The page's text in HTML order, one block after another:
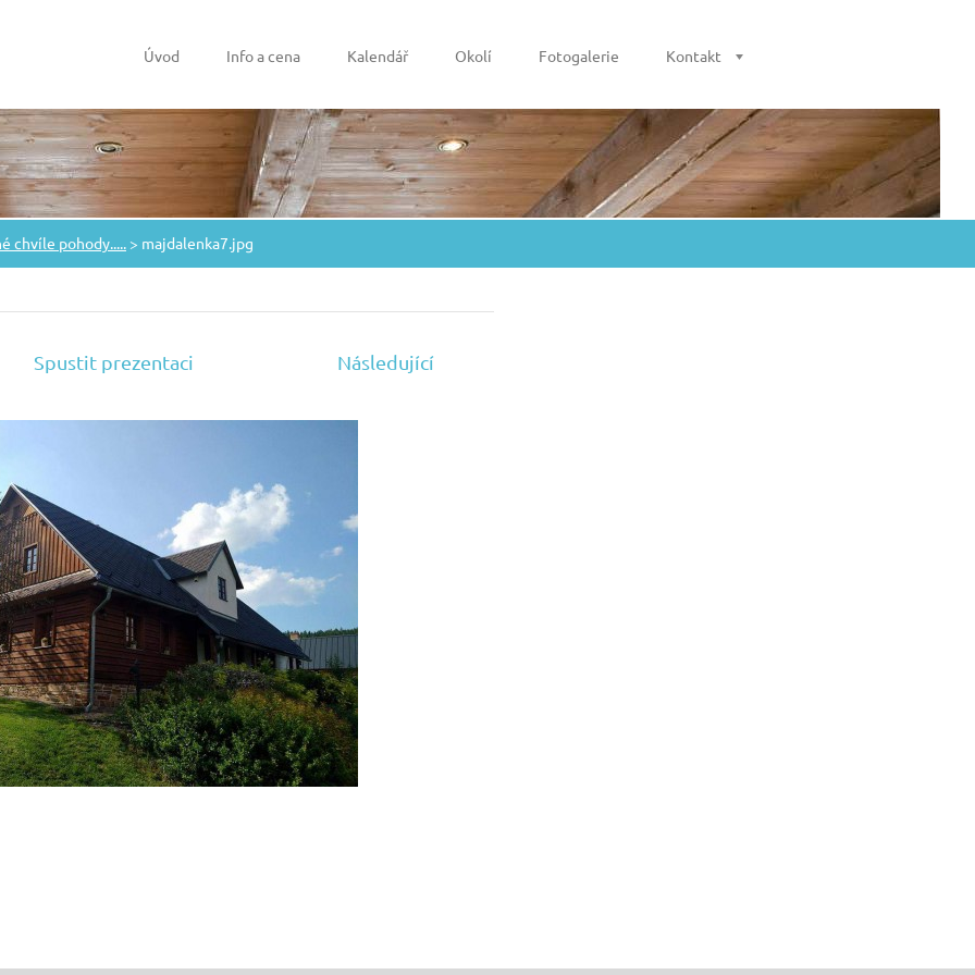
Úvod Info a cena Kalendář Okolí Fotogalerie Kontakt
chvíle pohody..... > majdalenka7.jpg
Spustit prezentaci Následující